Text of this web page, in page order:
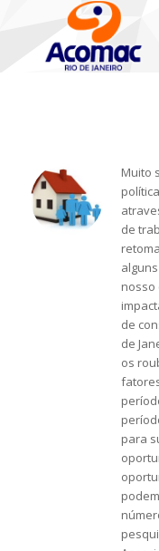
Muito
de
nosso
de
de
os
para